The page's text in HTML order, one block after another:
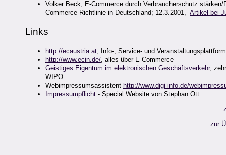
Volker Beck, E-Commerce durch Verbraucherschutz
Commerce-Richtlinie in Deutschland; 12.3.2001, Artikel bei
Links
http://ecaustria.at , Info-, Service- und
http://www.ecin.de/ , alles über E-Commerce
Geistiges Eigentum im elektronischen Geschäftsverkehr,
WIPO
Webimpressumsassistent http://www.digi-info.de/
Impressumpflicht - Special Website von Stephan Ott
zur